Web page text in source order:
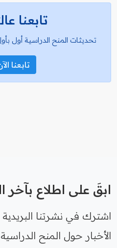
تابعنا
تحديثات المنح الدراسية أول
تابعنا
ابقَ على اطلاع
اشترك في نشرتنا
الأخبار حول المنح